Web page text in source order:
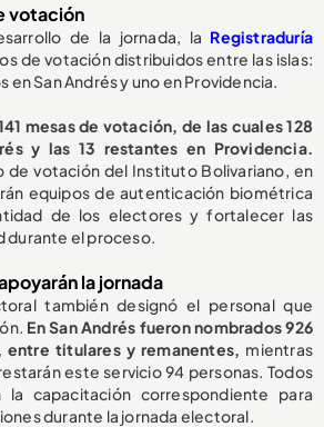
votación
de la jornada, la Registraduría
de votación distribuidos entre las islas:
San Andrés y uno en Providencia.
mesas de votación, de las cuales 128
y las 13 restantes en Providencia.
de votación del Instituto Bolivariano, en
equipos de autenticación biométrica
de los electores y fortalecer las
durante el proceso.
la jornada
también designó el personal que
En San Andrés fueron nombrados 926
titulares y remanentes, mientras
este servicio 94 personas. Todos
la capacitación correspondiente para
durante la jornada electoral.